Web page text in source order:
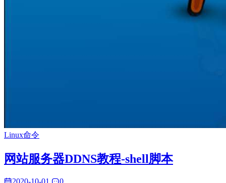
Linux命令
网站服务器DDNS教程-shell脚本
2020-10-01 0